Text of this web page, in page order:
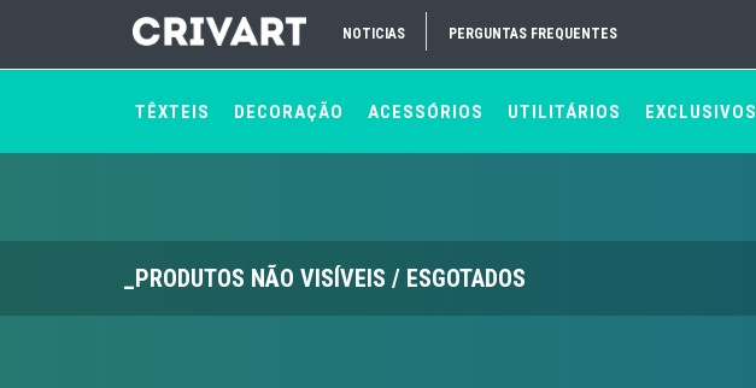
NOTICIAS PERGUNTAS FREQUENTES
TÊXTEIS DECORAÇÃO ACESSÓRIOS UTILITÁRIOS EXCLUSIVOS
_PRODUTOS NÃO VISÍVEIS / ESGOTADOS